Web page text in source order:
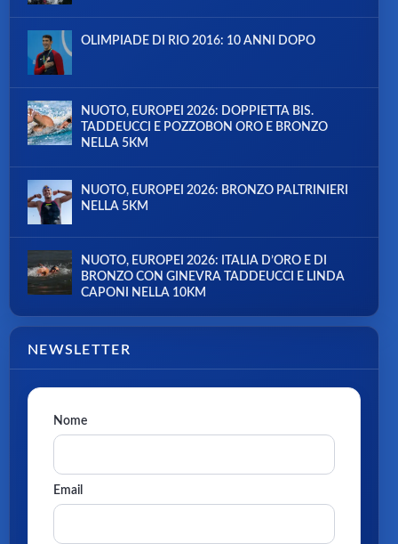
OLIMPIADE DI RIO 2016: 10 ANNI DOPO
NUOTO, EUROPEI 2026: DOPPIETTA BIS.
TADDEUCCI E POZZOBON ORO E BRONZO
NELLA 5KM
NUOTO, EUROPEI 2026: BRONZO PALTRINIERI
NELLA 5KM
NUOTO, EUROPEI 2026: ITALIA D’ORO E DI
BRONZO CON GINEVRA TADDEUCCI E LINDA
CAPONI NELLA 10KM
NEWSLETTER
Nome
Email